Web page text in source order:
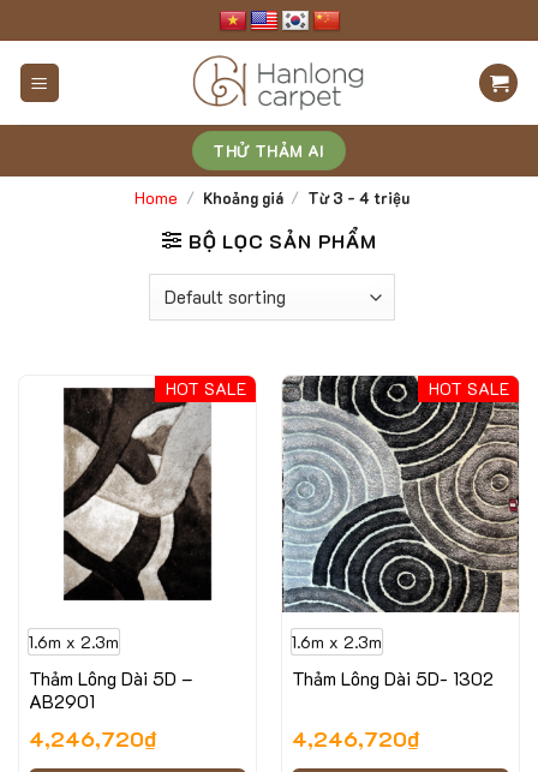
to
content
THỬ THẢM AI
Home / Khoảng giá / Từ 3 - 4 triệu
BỘ LỌC SẢN PHẨM
HOT SALE
1.6m x 2.3m
Thảm Lông Dài 5D –
AB2901
4,246,720₫
HOT SALE
1.6m x 2.3m
Thảm Lông Dài 5D- 1302
4,246,720₫